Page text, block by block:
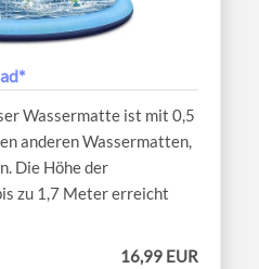
Wassermatte ist mit 0,5
anderen Wassermatten,
Die Höhe der
zu 1,7 Meter erreicht
16,99 EUR